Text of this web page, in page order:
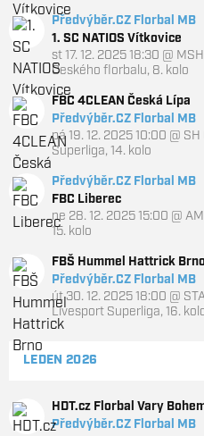
Předvýběr.CZ Florbal MB
1. SC NATIOS Vítkovice
st 17. 12. 2025 18:30 @
Českého florbalu, 8. kolo
FBC 4CLEAN Česká Lípa
Předvýběr.CZ Florbal MB
pá 19. 12. 2025 10:00 @ SH
Superliga, 14. kolo
Předvýběr.CZ Florbal MB
FBC Liberec
ne 28. 12. 2025 15:00 @
15. kolo
FBŠ Hummel Hattrick Brno
Předvýběr.CZ Florbal MB
út 30. 12. 2025 18:00 @
Livesport Superliga, 16.
LEDEN 2026
HDT.cz Florbal Vary
Předvýběr.CZ Florbal MB